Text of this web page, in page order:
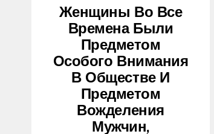
Женщины Во Все
Времена Были
Предметом
Особого Внимания
В Обществе И
Предметом
Вожделения
Мужчин,